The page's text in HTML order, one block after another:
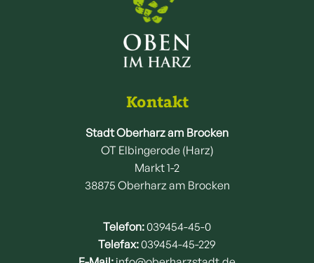
Kontakt
Stadt Oberharz am Brocken
OT Elbingerode (Harz)
Markt 1-2
38875 Oberharz am Brocken
Telefon:039454-45-0
Telefax:039454-45-229